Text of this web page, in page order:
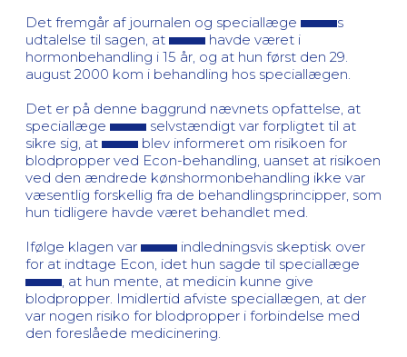
Det fremgår af journalen og speciallæge
s
udtalelse til sagen, at
havde været i
hormonbehandling i 15 år, og at hun først den 29.
august 2000 kom i behandling hos speciallægen.
Det er på denne baggrund nævnets opfattelse, at
speciallæge
selvstændigt var forpligtet til at
sikre sig, at
blev informeret om risikoen for
blodpropper ved Econ-behandling, uanset at risikoen
ved den ændrede kønshormonbehandling ikke var
væsentlig forskellig fra de behandlingsprincipper, som
hun tidligere havde været behandlet med.
Ifølge klagen var
indledningsvis skeptisk over
for at indtage Econ, idet hun sagde til speciallæge
, at hun mente, at medicin kunne give
blodpropper. Imidlertid afviste speciallægen, at der
var nogen risiko for blodpropper i forbindelse med
den foreslåede medicinering.